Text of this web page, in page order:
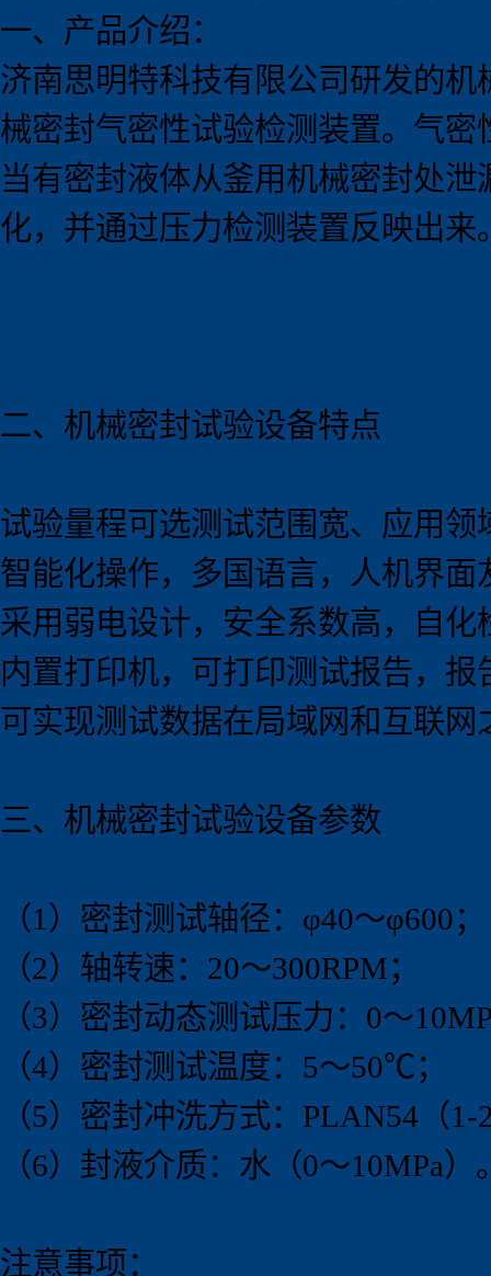
一、产品介绍：
济南思明特科技有限公司研发的机
械密封气密性试验检测装置。气
当有密封液体从釜用机械密封处
化，并通过压力检测装置反映出来
二、机械密封试验设备特点
试验量程可选测试范围宽、应用
智能化操作，多国语言，人机界
采用弱电设计，安全系数高，自
内置打印机，可打印测试报告，
可实现测试数据在局域网和互联
三、机械密封试验设备参数
（1）密封测试轴径：φ40～φ600
（2）轴转速：20～300RPM；
（3）密封动态测试压力：0～
（4）密封测试温度：5～50℃；
（5）密封冲洗方式：PLAN54（
（6）封液介质：水（0～10MPa
注意事项：